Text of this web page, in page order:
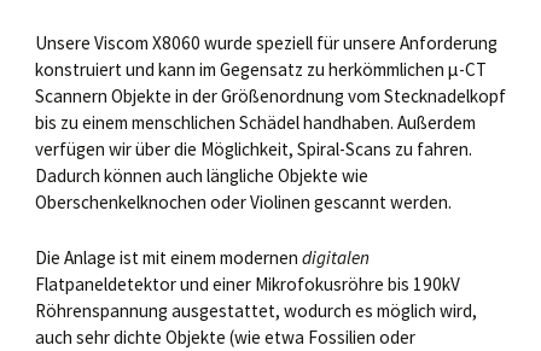
Unsere Viscom X8060 wurde speziell für unsere Anforderung
konstruiert und kann im Gegensatz zu herkömmlichen µ-CT
Scannern Objekte in der Größenordnung vom Stecknadelkopf
bis zu einem menschlichen Schädel handhaben. Außerdem
verfügen wir über die Möglichkeit, Spiral-Scans zu fahren.
Dadurch können auch längliche Objekte wie
Oberschenkelknochen oder Violinen gescannt werden.
Die Anlage ist mit einem modernen digitalen
Flatpaneldetektor und einer Mikrofokusröhre bis 190kV
Röhrenspannung ausgestattet, wodurch es möglich wird,
auch sehr dichte Objekte (wie etwa Fossilien oder